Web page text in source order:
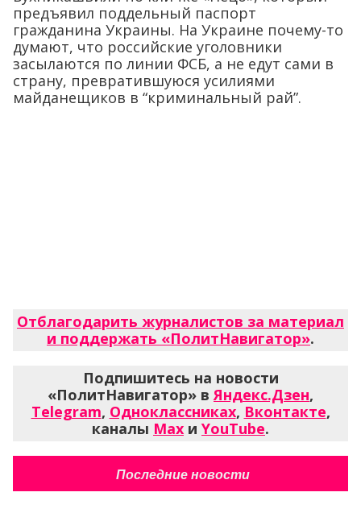
предъявил поддельный паспорт
гражданина Украины. На Украине почему-то
думают, что российские уголовники
засылаются по линии ФСБ, а не едут сами в
страну, превратившуюся усилиями
майданещиков в “криминальный рай”.
Отблагодарить журналистов за материал
и поддержать «ПолитНавигатор».
Подпишитесь на новости
«ПолитНавигатор» вЯндекс.Дзен,
Telegram, Одноклассниках, Вконтакте,
каналы Max и YouTube.
Последние новости